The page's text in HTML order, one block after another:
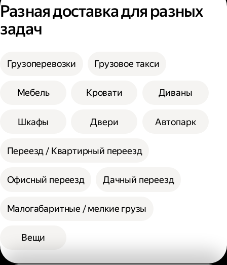
Выберите тариф;
Введите необходимую информацию;
Укажите, нужны ли дополнительные
Выберите способ оплаты.
Высота не более 100 см.
см при выборе помощи одного грузчика, а
допустимая сумма сторон 300 см, а вес
Разная доставка для разных
задач
Грузоперевозки Грузовое такси
Мебель Кровати Диваны
Шкафы Двери Автопарк
Переезд / Квартирный переезд
Офисный переезд Дачный переезд
Малогабаритные / мелкие грузы
Вещи